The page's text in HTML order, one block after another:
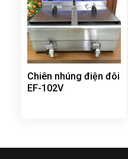
Chiên nhúng điện đôi
EF-102V